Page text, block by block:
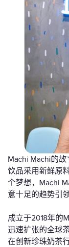
Machi Machi的
饮品采用新鲜原
个梦想，Machi
意十足的趋势引领
成立于2018年的
迅速扩张的全球
在创新珍珠奶茶